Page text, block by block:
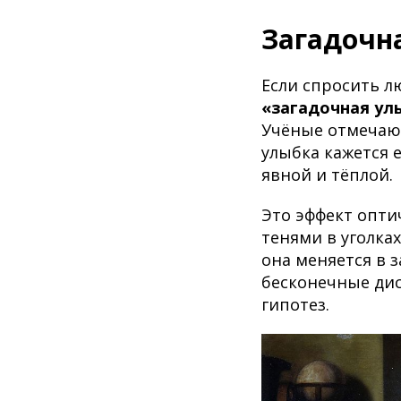
Если спросить
«загадочная
Учёные
улыбка кажется
явной и тёплой.
Это эффект
тенями в
она меняется в
бесконечные
гипотез.